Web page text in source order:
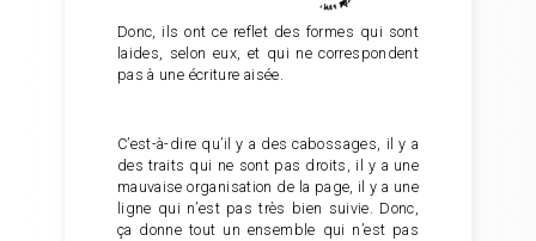
Donc, ils ont ce reflet des formes qui sont
laides, selon eux, et qui ne correspondent
pas à une écriture aisée.
C’est-à-dire qu’il y a des cabossages, il y a
des traits qui ne sont pas droits, il y a une
mauvaise organisation de la page, il y a une
ligne qui n’est pas très bien suivie. Donc,
ça donne tout un ensemble qui n’est pas